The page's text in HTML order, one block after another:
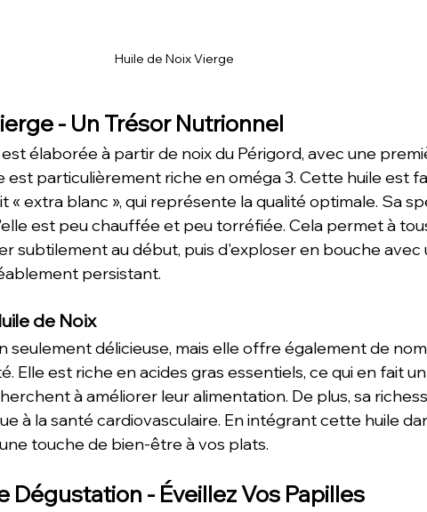
Huile de Noix Vierge
- Un Trésor Nutrionnel
élaborée à partir de noix du Périgord, avec une
est particulièrement riche en oméga 3. Cette huile est
« extra blanc », qui représente la qualité optimale. Sa
est peu chauffée et peu torréfiée. Cela permet à
subtilement au début, puis d'exploser en bouche avec
persistant.
de Noix
seulement délicieuse, mais elle offre également de
Elle est riche en acides gras essentiels, ce qui en fait
à améliorer leur alimentation. De plus, sa
à la santé cardiovasculaire. En intégrant cette huile
touche de bien-être à vos plats.
Dégustation - Éveillez Vos Papilles